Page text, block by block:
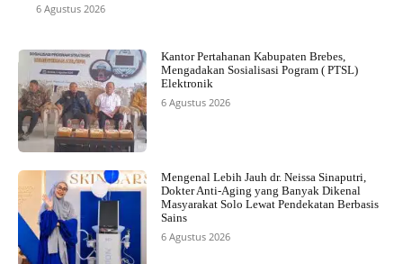
6 Agustus 2026
Kantor Pertahanan Kabupaten Brebes,
Mengadakan Sosialisasi Pogram ( PTSL)
Elektronik
6 Agustus 2026
Mengenal Lebih Jauh dr. Neissa Sinaputri,
Dokter Anti-Aging yang Banyak Dikenal
Masyarakat Solo Lewat Pendekatan Berbasis
Sains
6 Agustus 2026